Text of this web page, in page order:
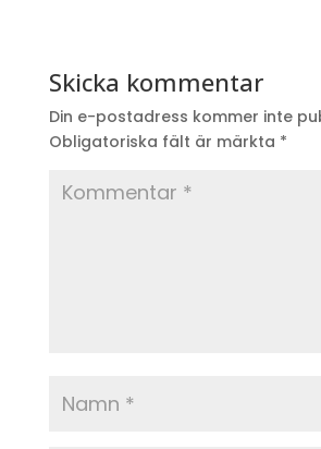
Skicka kommentar
Din e-postadress kommer inte
Obligatoriska fält är märkta *